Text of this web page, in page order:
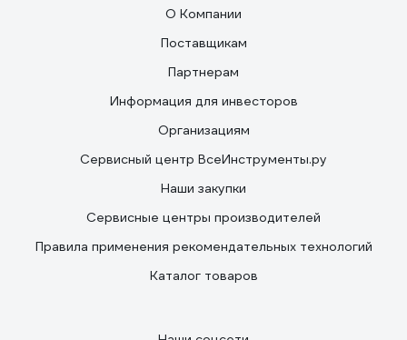
О Компании
Поставщикам
Партнерам
Информация для инвесторов
Организациям
Сервисный центр ВсеИнструменты.ру
Наши закупки
Сервисные центры производителей
Правила применения рекомендательных технологий
Каталог товаров